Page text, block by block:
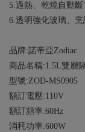
5.過熱、乾燒自動斷
6.透明強化玻璃、烹
品牌:諾帝亞Zodiac
商品名稱:1.5L雙層
型號:ZOD-MS0905
額訂電壓:110V
額訂頻率:60Hz
消秏功率:600W